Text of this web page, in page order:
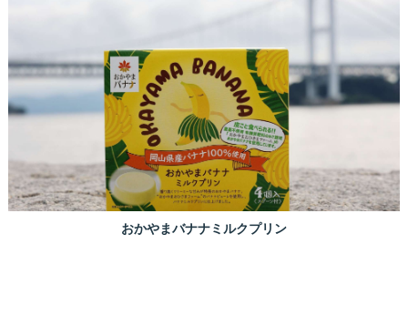
おかやまバナナミルクプリン